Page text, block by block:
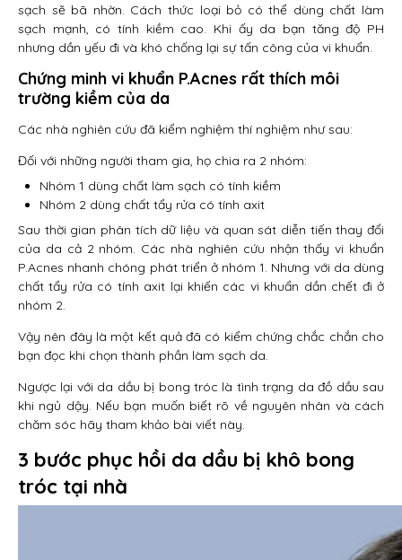
sạch sẽ bã nhờn. Cách thức loại bỏ có thể dùng chất làm
sạch mạnh, có tính kiềm cao. Khi ấy da bạn tăng độ PH
nhưng dần yếu đi và khó chống lại sự tấn công của vi khuẩn.
Chứng minh vi khuẩn P.Acnes rất thích môi
trường kiềm của da
Các nhà nghiên cứu đã kiểm nghiệm thí nghiệm như sau:
Đối với những người tham gia, họ chia ra 2 nhóm:
Nhóm 1 dùng chất làm sạch có tính kiềm
Nhóm 2 dùng chất tẩy rửa có tính axit
Sau thời gian phân tích dữ liệu và quan sát diễn tiến thay đổi
của da cả 2 nhóm. Các nhà nghiên cứu nhận thấy vi khuẩn
P.Acnes nhanh chóng phát triển ở nhóm 1. Nhưng với da dùng
chất tẩy rửa có tính axit lại khiến các vi khuẩn dần chết đi ở
nhóm 2.
Vậy nên đây là một kết quả đã có kiểm chứng chắc chắn cho
bạn đọc khi chọn thành phần làm sạch da.
Ngược lại với da dầu bị bong tróc là tình trạng da đồ dầu sau
khi ngủ dậy. Nếu bạn muốn biết rõ về nguyên nhân và cách
chăm sóc hãy tham khảo bài viết này.
3 bước phục hồi da dầu bị khô bong
tróc tại nhà